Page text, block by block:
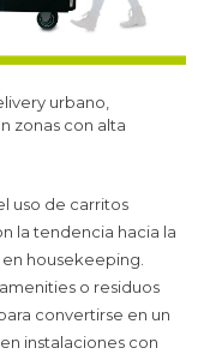
urbano,
zonas con alta
uso de carritos
la tendencia hacia la
housekeeping.
o residuos
convertirse en un
instalaciones con